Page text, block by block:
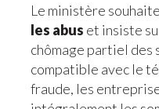
Le ministère
les abus et insiste
chômage partiel des
compatible avec le
fraude, les